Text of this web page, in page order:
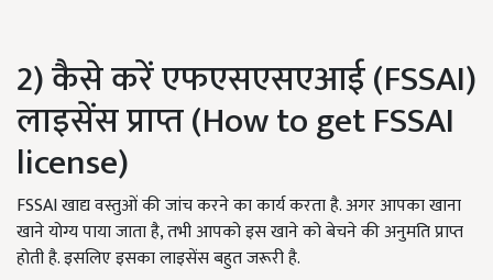
2) कैसे करें एफएसएसएआई (FSSAI)
लाइसेंस प्राप्त (How to get FSSAI
license)
FSSAI खाद्य वस्तुओं की जांच करने का कार्य करता है. अगर आपका खाना
खाने योग्य पाया जाता है, तभी आपको इस खाने को बेचने की अनुमति प्राप्त
होती है. इसलिए इसका लाइसेंस बहुत जरूरी है.